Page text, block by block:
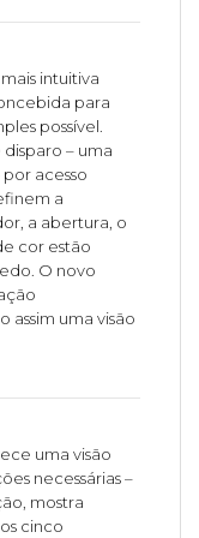
intuitiva
para
possível.
– uma
acesso
a
a abertura, o
cor estão
O novo
uma visão
uma visão
necessárias –
mostra
cinco